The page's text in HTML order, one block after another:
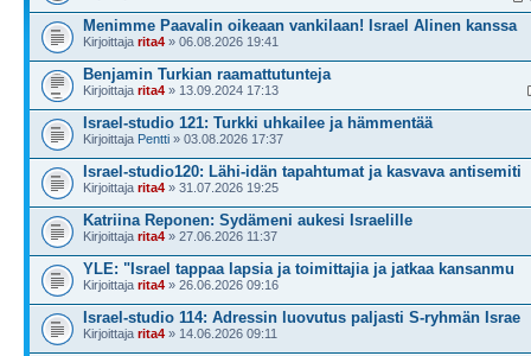
Menimme Paavalin oikeaan vankilaan! Israel Alinen kanssa
Kirjoittaja rita4 » 06.08.2026 19:41
Benjamin Turkian raamattutunteja
Kirjoittaja rita4 » 13.09.2024 17:13
Israel-studio 121: Turkki uhkailee ja hämmentää
Kirjoittaja Pentti » 03.08.2026 17:37
Israel-studio120: Lähi-idän tapahtumat ja kasvava antisemiti
Kirjoittaja rita4 » 31.07.2026 19:25
Katriina Reponen: Sydämeni aukesi Israelille
Kirjoittaja rita4 » 27.06.2026 11:37
YLE: "Israel tappaa lapsia ja toimittajia ja jatkaa kansanmu
Kirjoittaja rita4 » 26.06.2026 09:16
Israel-studio 114: Adressin luovutus paljasti S-ryhmän Israe
Kirjoittaja rita4 » 14.06.2026 09:11